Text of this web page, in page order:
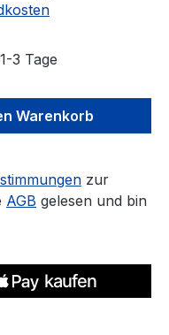
3 Tage
Warenkorb
zur
AGB gelesen und bin